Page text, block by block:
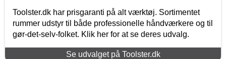
Toolster.dk har prisgaranti på alt værktøj. Sortimentet
rummer udstyr til både professionelle håndværkere og til
gør-det-selv-folket. Klik her for at se deres udvalg.
Se udvalget på Toolster.dk